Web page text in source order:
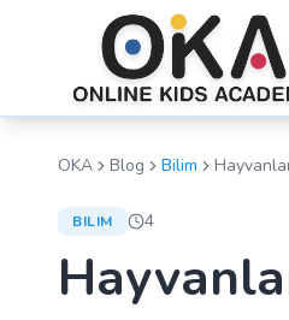
OKA Blog Bilim
BILIM 4